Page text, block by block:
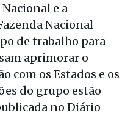
e a
Nacional
de trabalho para
aprimorar o
com os Estados e os
do grupo estão
no Diário